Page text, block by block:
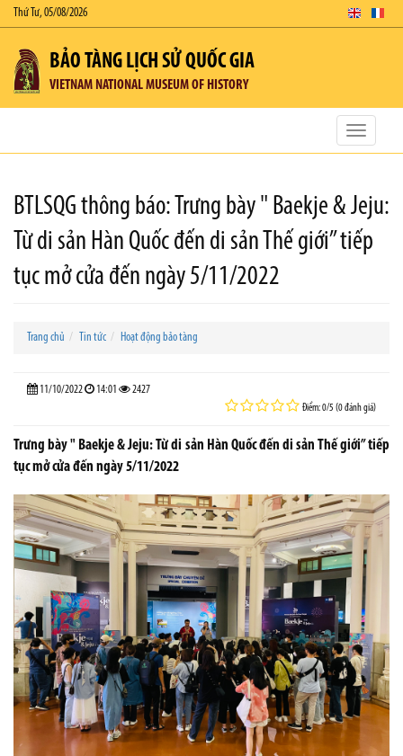
Thứ Tư, 05/08/2026
BẢO TÀNG LỊCH SỬ QUỐC GIA
VIETNAM NATIONAL MUSEUM OF HISTORY
Toggle
BTLSQG thông báo: Trưng bày " Baekje & Jeju:
Từ di sản Hàn Quốc đến di sản Thế giới” tiếp
tục mở cửa đến ngày 5/11/2022
Trang chủ Tin tức Hoạt động bảo tàng
11/10/2022 14:01 2427
Điểm: 0/5 (0 đánh giá)
Trưng bày " Baekje & Jeju: Từ di sản Hàn Quốc đến di sản Thế giới” tiếp
tục mở cửa đến ngày 5/11/2022